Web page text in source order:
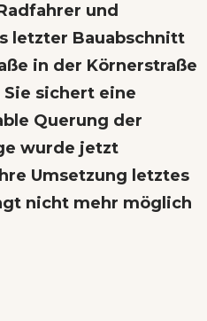
und
letzter Bauabschnitt
in der Körnerstraße
sichert eine
Querung der
wurde jetzt
Umsetzung letztes
nicht mehr möglich